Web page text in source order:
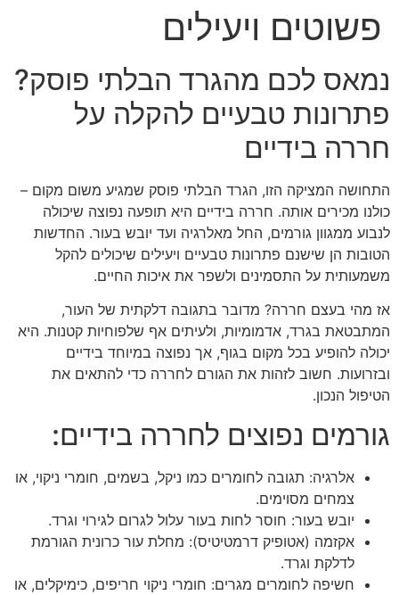
פשוטים ויעילים
נמאס לכם מהגרד הבלתי פוסק?
פתרונות טבעיים להקלה על
חררה בידיים
התחושה המציקה הזו, הגרד הבלתי פוסק שמגיע משום מקום –
כולנו מכירים אותה. חררה בידיים היא תופעה נפוצה שיכולה
לנבוע ממגוון גורמים, החל מאלרגיה ועד יובש בעור. החדשות
הטובות הן שישנם פתרונות טבעיים ויעילים שיכולים להקל
משמעותית על התסמינים ולשפר את איכות החיים.
אז מהי בעצם חררה? מדובר בתגובה דלקתית של העור,
המתבטאת בגרד, אדמומיות, ולעיתים אף שלפוחיות קטנות. היא
יכולה להופיע בכל מקום בגוף, אך נפוצה במיוחד בידיים
ובזרועות. חשוב לזהות את הגורם לחררה כדי להתאים את
הטיפול הנכון.
גורמים נפוצים לחררה בידיים:
אלרגיה: תגובה לחומרים כמו ניקל, בשמים, חומרי ניקוי, או
צמחים מסוימים.
יובש בעור: חוסר לחות בעור עלול לגרום לגירוי וגרד.
אקזמה (אטופיק דרמטיטיס): מחלת עור כרונית הגורמת
לדלקת וגרד.
חשיפה לחומרים מגרים: חומרי ניקוי חריפים, כימיקלים, או